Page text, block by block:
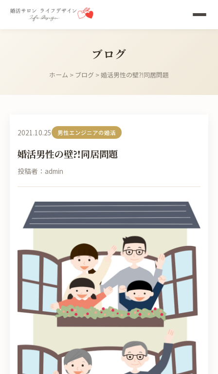
ブログ
ホーム > ブログ > 婚活男性の壁⁈同居問題
2021.10.25 男性エンジニアの婚活
婚活男性の壁⁈同居問題
投稿者：admin